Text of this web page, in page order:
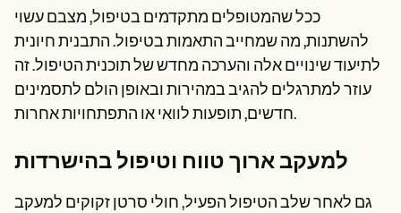
ככל שהמטופלים מתקדמים בטיפול, מצבם עשוי
להשתנות, מה שמחייב התאמות בטיפול. התבנית חיונית
לתיעוד שינויים אלה והערכה מחדש של תוכנית הטיפול. זה
עוזר למתרגלים להגיב במהירות ובאופן הולם לתסמינים
חדשים, תופעות לוואי או התפתחויות אחרות.
למעקב ארוך טווח וטיפול בהישרדות
גם לאחר שלב הטיפול הפעיל, חולי סרטן זקוקים למעקב